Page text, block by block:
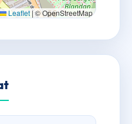
Leaflet|© OpenStreetMap